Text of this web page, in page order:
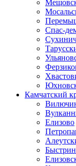
Спас-
Камчатский
Елизово